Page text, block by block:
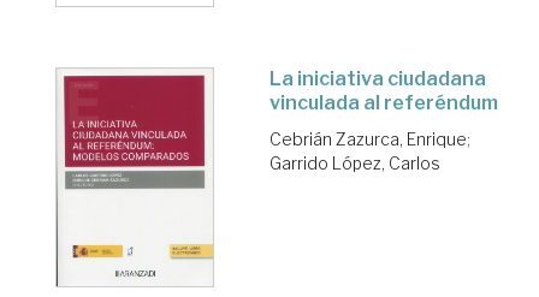
La iniciativa ciudadana
vinculada al referéndum
Cebrián Zazurca, Enrique;
Garrido López, Carlos